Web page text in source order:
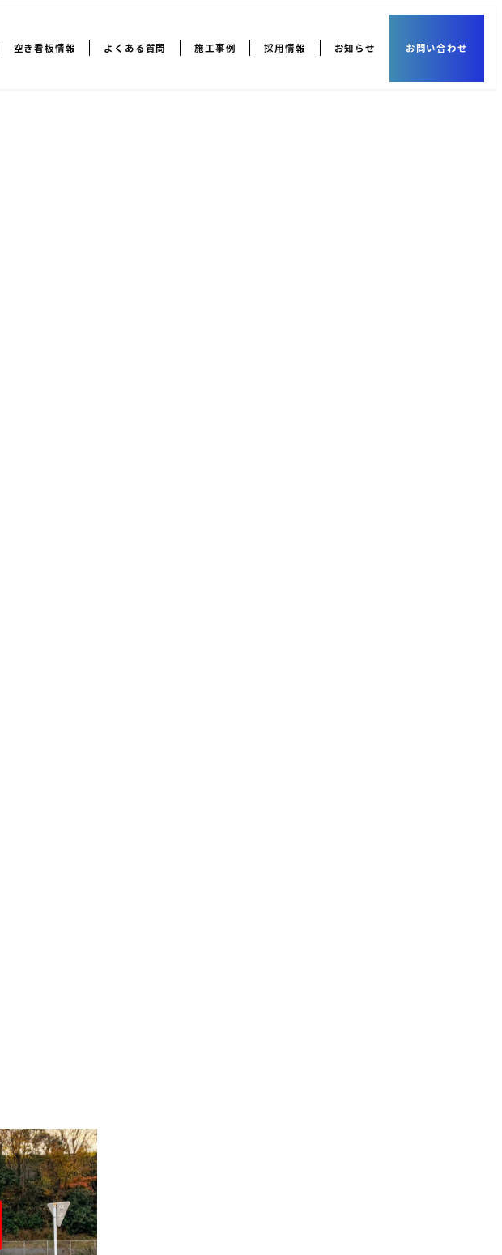
空き看板情報 よくある質問 施工事例 採用情報 お知らせ お問い合わせ